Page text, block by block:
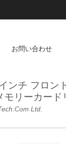
お問い合わせ
ンチ フロン
モリーカード
Ltd.